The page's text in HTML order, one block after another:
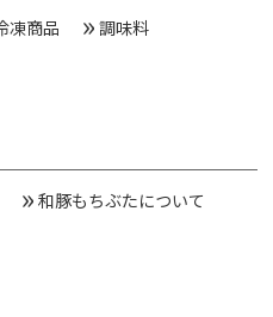
凍商品
調味料
和豚もちぶたについて